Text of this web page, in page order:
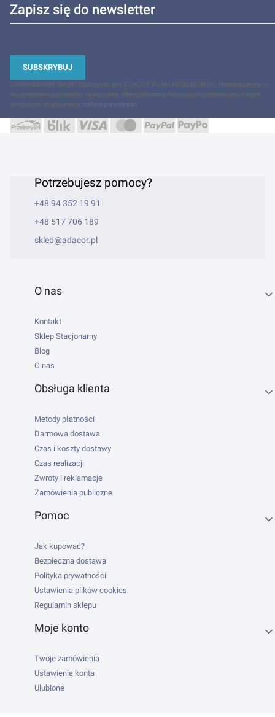
Zapisz się do newsletter
SUBSKRYBUJ
Administratorem danych osobowych jest "ADACOR" ADAM KORZENIOWSKI. Przetwarzamy je w
celu przesłania odpowiedzi na zapytanie. Więcej informacji dotyczących przetwarzania danych
osobowych znajduje się w
Potrzebujesz pomocy?
+48 94 352 19 91
+48 517 706 189
sklep@adacor.pl
Linki w stopce
O nas
Kontakt
Sklep Stacjonarny
Blog
O nas
Obsługa klienta
Metody płatności
Darmowa dostawa
Czas i koszty dostawy
Czas realizacji
Zwroty i reklamacje
Zamówienia publiczne
Pomoc
Jak kupować?
Bezpieczna dostawa
Polityka prywatności
Ustawienia plików cookies
Regulamin sklepu
Moje konto
Twoje zamówienia
Ustawienia konta
Ulubione